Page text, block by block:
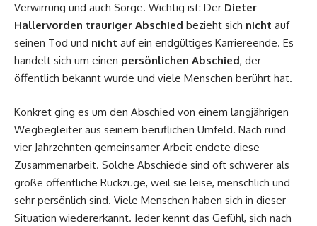
Verwirrung und auch Sorge. Wichtig ist: Der Dieter
Hallervorden trauriger Abschied bezieht sich nicht auf
seinen Tod und nicht auf ein endgültiges Karriereende. Es
handelt sich um einen persönlichen Abschied, der
öffentlich bekannt wurde und viele Menschen berührt hat.
Konkret ging es um den Abschied von einem langjährigen
Wegbegleiter aus seinem beruflichen Umfeld. Nach rund
vier Jahrzehnten gemeinsamer Arbeit endete diese
Zusammenarbeit. Solche Abschiede sind oft schwerer als
große öffentliche Rückzüge, weil sie leise, menschlich und
sehr persönlich sind. Viele Menschen haben sich in dieser
Situation wiedererkannt. Jeder kennt das Gefühl, sich nach